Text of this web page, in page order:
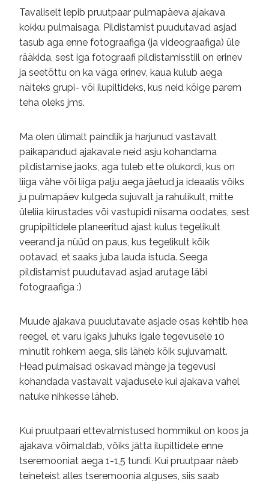
Tavaliselt lepib pruutpaar pulmapäeva ajakava
kokku pulmaisaga. Pildistamist puudutavad asjad
tasub aga enne fotograafiga (ja videograafiga) üle
rääkida, sest iga fotograafi pildistamisstiil on erinev
ja seetõttu on ka väga erinev, kaua kulub aega
näiteks grupi- või ilupiltideks, kus neid kõige parem
teha oleks jms.
Ma olen ülimalt paindlik ja harjunud vastavalt
paikapandud ajakavale neid asju kohandama
pildistamise jaoks, aga tuleb ette olukordi, kus on
liiga vähe või liiga palju aega jäetud ja ideaalis võiks
ju pulmapäev kulgeda sujuvalt ja rahulikult, mitte
üleliia kiirustades või vastupidi niisama oodates, sest
grupipiltidele planeeritud ajast kulus tegelikult
veerand ja nüüd on paus, kus tegelikult kõik
ootavad, et saaks juba lauda istuda. Seega
pildistamist puudutavad asjad arutage läbi
fotograafiga :)
Muude ajakava puudutavate asjade osas kehtib hea
reegel, et varu igaks juhuks igale tegevusele 10
minutit rohkem aega, siis läheb kõik sujuvamalt.
Head pulmaisad oskavad mänge ja tegevusi
kohandada vastavalt vajadusele kui ajakava vahel
natuke nihkesse läheb.
Kui pruutpaari ettevalmistused hommikul on koos ja
ajakava võimaldab, võiks jätta ilupiltidele enne
tseremooniat aega 1-1,5 tundi. Kui pruutpaar näeb
teineteist alles tseremoonia alguses, siis saab